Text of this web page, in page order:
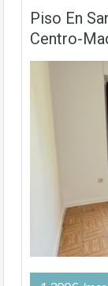
Piso En
Centro-